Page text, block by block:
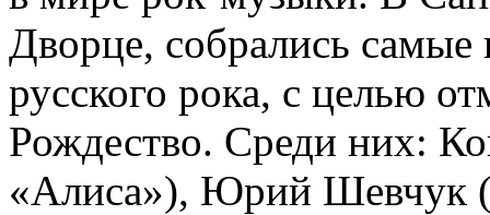
Дворце, собрались самые
русского рока, с целью
Рождество. Среди них:
«Алиса»), Юрий Шевчук